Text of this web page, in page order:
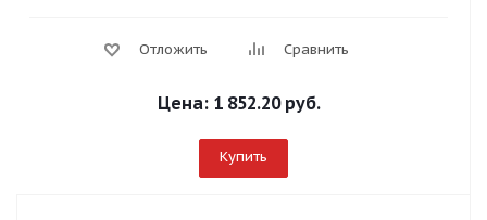
Отложить Сравнить
Цена: 1 852.20 руб.
Купить